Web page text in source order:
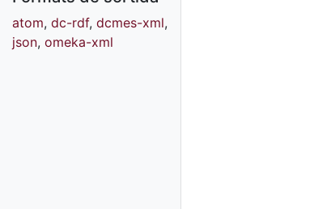
atom, dc-rdf, dcmes-xml,
json, omeka-xml